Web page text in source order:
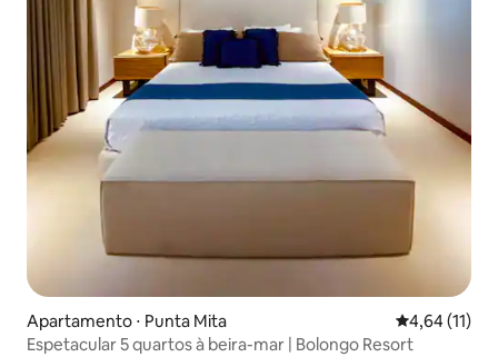
Apartamento ⋅ Punta Mita 4,64 de uma
4,64 (11)
Espetacular 5 quartos à beira-mar | Bolongo Resort